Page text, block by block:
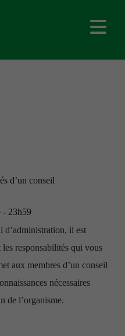
d’un conseil
- 23h59
d’administration, il est
responsabilités qui vous
aux membres d’un conseil
nécessaires
de l’organisme.